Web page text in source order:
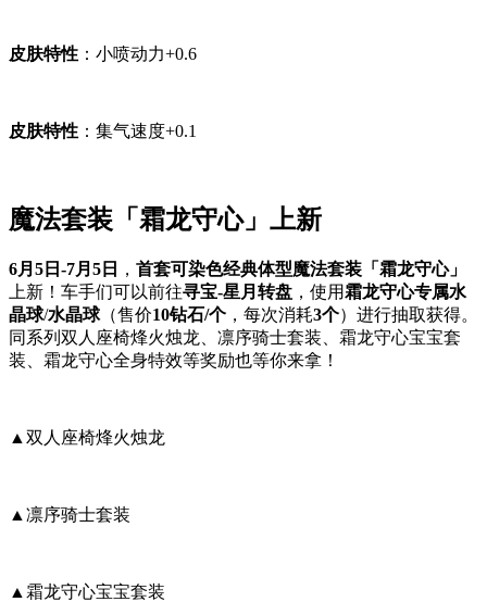
皮肤特性 ：小喷动力+0.6
皮肤特性 ：集气速度+0.1
魔法套装「霜龙守心」上新
6月5日-7月5日 ， 首套可染色经典体型魔法套装「霜龙守心」
上新！车手们可以前往寻宝-星月转盘 ，使用 霜龙守心专属水
晶球/水晶球（售价10钻石/个 ，每次消耗3个）进行抽取获得。
同系列双人座椅烽火烛龙、凛序骑士套装、霜龙守心宝宝套
装、霜龙守心全身特效等奖励也等你来拿！
▲双人座椅烽火烛龙
▲凛序骑士套装
▲霜龙守心宝宝套装